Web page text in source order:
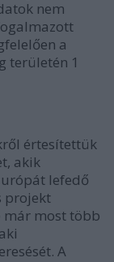
nem
a
területén 1
értesítettük
akik
lefedő
projekt
már most több
A